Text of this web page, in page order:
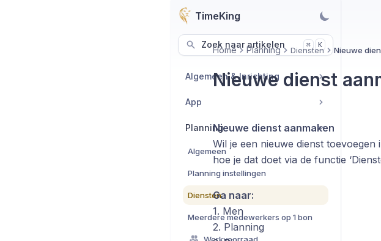
TimeKing
Zoek naar artikelen ⌘ K
Algemeen & Inrichting
App
Planning
Algemeen
Planning instellingen
Diensten
Meerdere medewerkers op 1 bon
Werkvoorraad
Home Planning Diensten Nieuwe
Nieuwe dienst
Nieuwe dienst aanmaken
Wil je een nieuwe dienst
hoe je dat doet via de functie
Ga naar:
1. Men
2. Planning